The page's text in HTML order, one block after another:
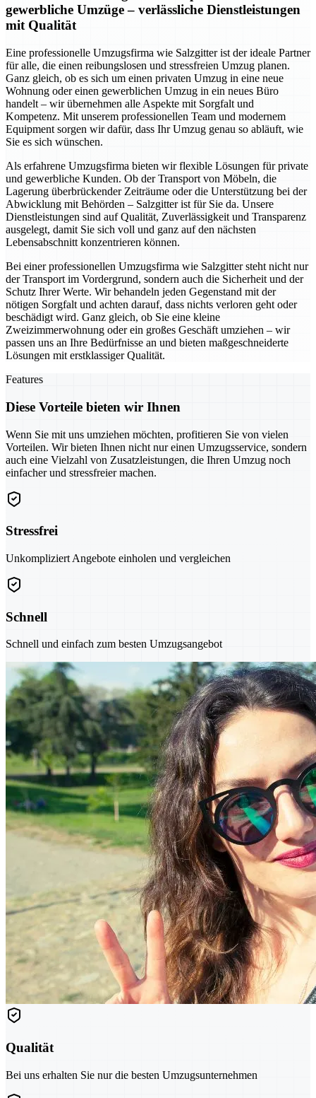
gewerbliche Umzüge – verlässliche Dienstleistungen
mit Qualität
Eine professionelle Umzugsfirma wie Salzgitter ist der ideale Partner
für alle, die einen reibungslosen und stressfreien Umzug planen.
Ganz gleich, ob es sich um einen privaten Umzug in eine neue
Wohnung oder einen gewerblichen Umzug in ein neues Büro
handelt – wir übernehmen alle Aspekte mit Sorgfalt und
Kompetenz. Mit unserem professionellen Team und modernem
Equipment sorgen wir dafür, dass Ihr Umzug genau so abläuft, wie
Sie es sich wünschen.
Als erfahrene Umzugsfirma bieten wir flexible Lösungen für private
und gewerbliche Kunden. Ob der Transport von Möbeln, die
Lagerung überbrückender Zeiträume oder die Unterstützung bei der
Abwicklung mit Behörden – Salzgitter ist für Sie da. Unsere
Dienstleistungen sind auf Qualität, Zuverlässigkeit und Transparenz
ausgelegt, damit Sie sich voll und ganz auf den nächsten
Lebensabschnitt konzentrieren können.
Bei einer professionellen Umzugsfirma wie Salzgitter steht nicht nur
der Transport im Vordergrund, sondern auch die Sicherheit und der
Schutz Ihrer Werte. Wir behandeln jeden Gegenstand mit der
nötigen Sorgfalt und achten darauf, dass nichts verloren geht oder
beschädigt wird. Ganz gleich, ob Sie eine kleine
Zweizimmerwohnung oder ein großes Geschäft umziehen – wir
passen uns an Ihre Bedürfnisse an und bieten maßgeschneiderte
Lösungen mit erstklassiger Qualität.
Features
Diese Vorteile bieten wir Ihnen
Wenn Sie mit uns umziehen möchten, profitieren Sie von vielen
Vorteilen. Wir bieten Ihnen nicht nur einen Umzugsservice, sondern
auch eine Vielzahl von Zusatzleistungen, die Ihren Umzug noch
einfacher und stressfreier machen.
Stressfrei
Unkompliziert Angebote einholen und vergleichen
Schnell
Schnell und einfach zum besten Umzugsangebot
Qualität
Bei uns erhalten Sie nur die besten Umzugsunternehmen